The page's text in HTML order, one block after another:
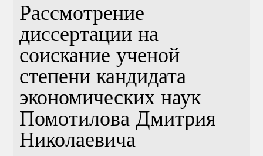
Рассмотрение
диссертации на
соискание ученой
степени кандидата
экономических наук
Помотилова Дмитрия
Николаевича